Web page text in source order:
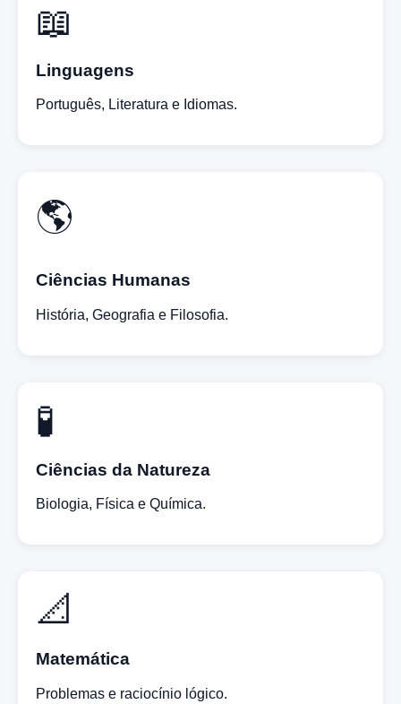
📖
Linguagens
Português, Literatura e Idiomas.
🌎
Ciências Humanas
História, Geografia e Filosofia.
🧪
Ciências da Natureza
Biologia, Física e Química.
📐
Matemática
Problemas e raciocínio lógico.